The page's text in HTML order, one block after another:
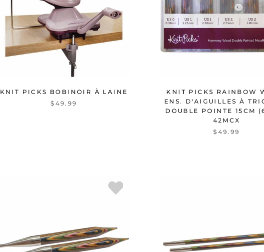
KNIT PICKS BOBINOIR À LAINE
$49.99
KNIT PICKS RAINBOW
ENS. D'AIGUILLES À
DOUBLE POINTE 15CM
42MCX
$49.99